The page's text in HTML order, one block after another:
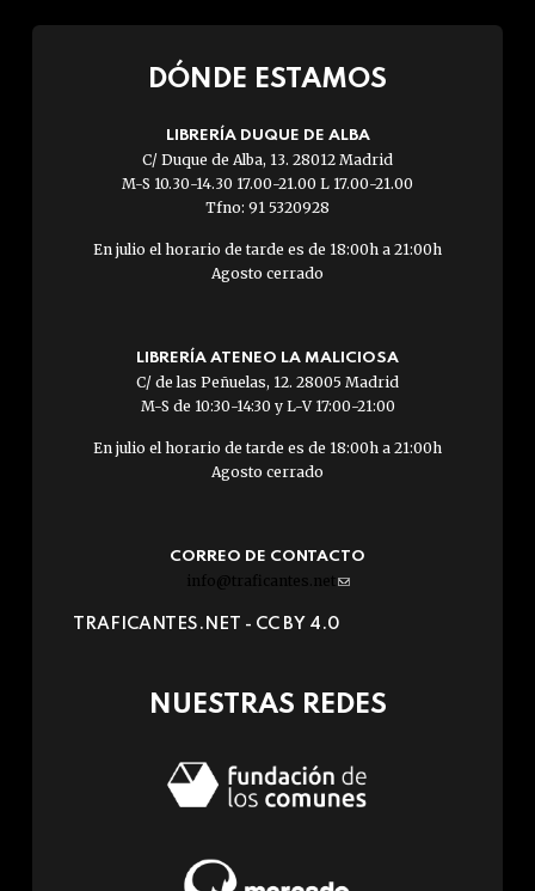
DÓNDE ESTAMOS
LIBRERÍA DUQUE DE ALBA
C/ Duque de Alba, 13. 28012 Madrid
M-S 10.30-14.30 17.00-21.00 L 17.00-21.00
Tfno: 91 5320928
En julio el horario de tarde es de 18:00h a 21:00h
Agosto cerrado
LIBRERÍA ATENEO LA MALICIOSA
C/ de las Peñuelas, 12. 28005 Madrid
M-S de 10:30-14:30 y L-V 17:00-21:00
En julio el horario de tarde es de 18:00h a 21:00h
Agosto cerrado
CORREO DE CONTACTO
info@traficantes.net (link
e-
TRAFICANTES.NET - CC BY 4.0
NUESTRAS REDES